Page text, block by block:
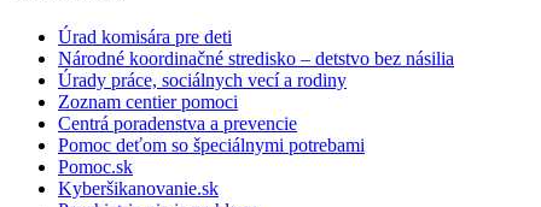
Úrad komisára pre deti
Národné koordinačné stredisko – detstvo bez násilia
Úrady práce, sociálnych vecí a rodiny
Zoznam centier pomoci
Centrá poradenstva a prevencie
Pomoc deťom so špeciálnymi potrebami
Pomoc.sk
Kyberšikanovanie.sk